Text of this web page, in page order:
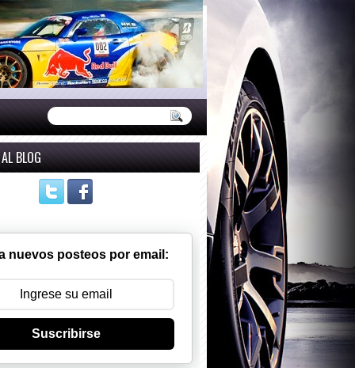
BLOG
nuevos posteos por email:
Suscribirse